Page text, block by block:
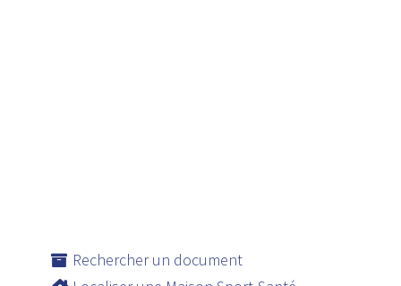
Rechercher un document